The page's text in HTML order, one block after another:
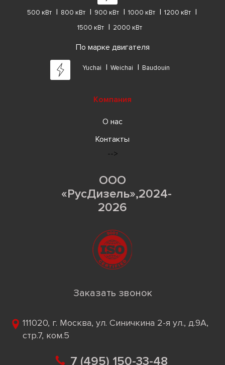
500 кВт 800 кВт 900 кВт 1000 кВт
1200 кВт
1500 кВт
2000 кВт
По марке двигателя
Yuchai Weichai Baudouin
Компания
О нас
Контакты
-->
ООО
«РусДизель»,2024-
2026
Заказать звонок
111020, г. Москва, ул. Синичкина 2-я ул., д.9А,
стр.7, ком.5
7 (495) 150-33-48